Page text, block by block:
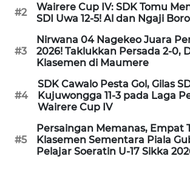
#2
Wairere Cup IV: SDK Tomu
SDI Uwa 12-5! Al dan Ngaji
#3
Nirwana 04 Nagekeo Juara
2026! Taklukkan Persada 2-0,
Klasemen di Maumere
#4
SDK Cawalo Pesta Gol, Gilas
Kujuwongga 11-3 pada Laga
Wairere Cup IV
#5
Persaingan Memanas, Empat
Klasemen Sementara Piala
Pelajar Soeratin U-17 Sikka
BABEL
WN
SUMBAR
WN
SUMSEL
WN
BENGKULU